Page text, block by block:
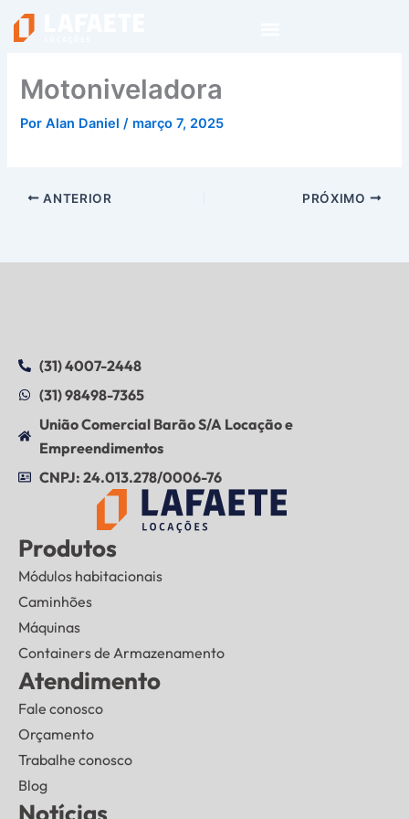
conteúdo
Motoniveladora
PorAlan Daniel/ março 7, 2025
ANTERIOR PRÓXIMO
(31) 4007-2448
(31) 98498-7365
União Comercial Barão S/A Locação e
Empreendimentos
CNPJ: 24.013.278/0006-76
Produtos
Módulos habitacionais
Caminhões
Máquinas
Containers de Armazenamento
Atendimento
Fale conosco
Orçamento
Trabalhe conosco
Blog